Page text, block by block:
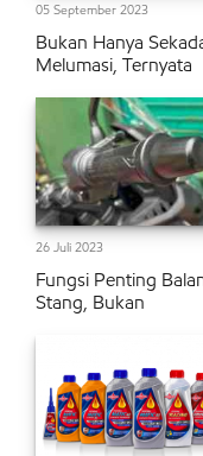
05 September 2023
Bukan Hanya
Melumasi, Ternyata
26 Juli 2023
Fungsi Penting
Stang, Bukan